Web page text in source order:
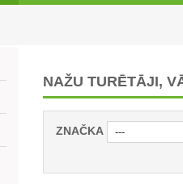
NAŽU TURĒTĀJI,
ZNAČKA